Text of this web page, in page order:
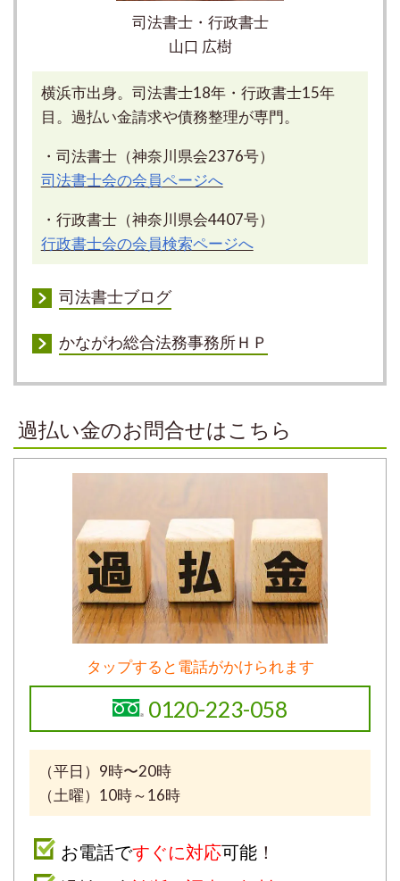
司法書士・行政書士
山口 広樹
横浜市出身。司法書士18年・行政書士15年
目。過払い金請求や債務整理が専門。
・司法書士（神奈川県会2376号）
司法書士会の会員ページへ
・行政書士（神奈川県会4407号）
行政書士会の会員検索ページへ
司法書士ブログ
かながわ総合法務事務所ＨＰ
過払い金のお問合せはこちら
タップすると電話がかけられます
0120-223-058
（平日）9時〜20時
（土曜）10時～16時
お電話ですぐに対応可能！